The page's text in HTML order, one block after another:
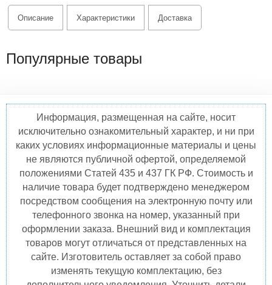
Описание Характеристики Доставка
Популярные товары
Информация, размещенная на сайте, носит
исключительно ознакомительный характер, и ни при
каких условиях информационные материалы и цены
не являются публичной офертой, определяемой
положениями Статей 435 и 437 ГК РФ. Стоимость и
наличие товара будет подтверждено менеджером
посредством сообщения на электронную почту или
телефонного звонка на номер, указанный при
оформлении заказа. Внешний вид и комплектация
товаров могут отличаться от представленных на
сайте. Изготовитель оставляет за собой право
изменять текущую комплектацию, без